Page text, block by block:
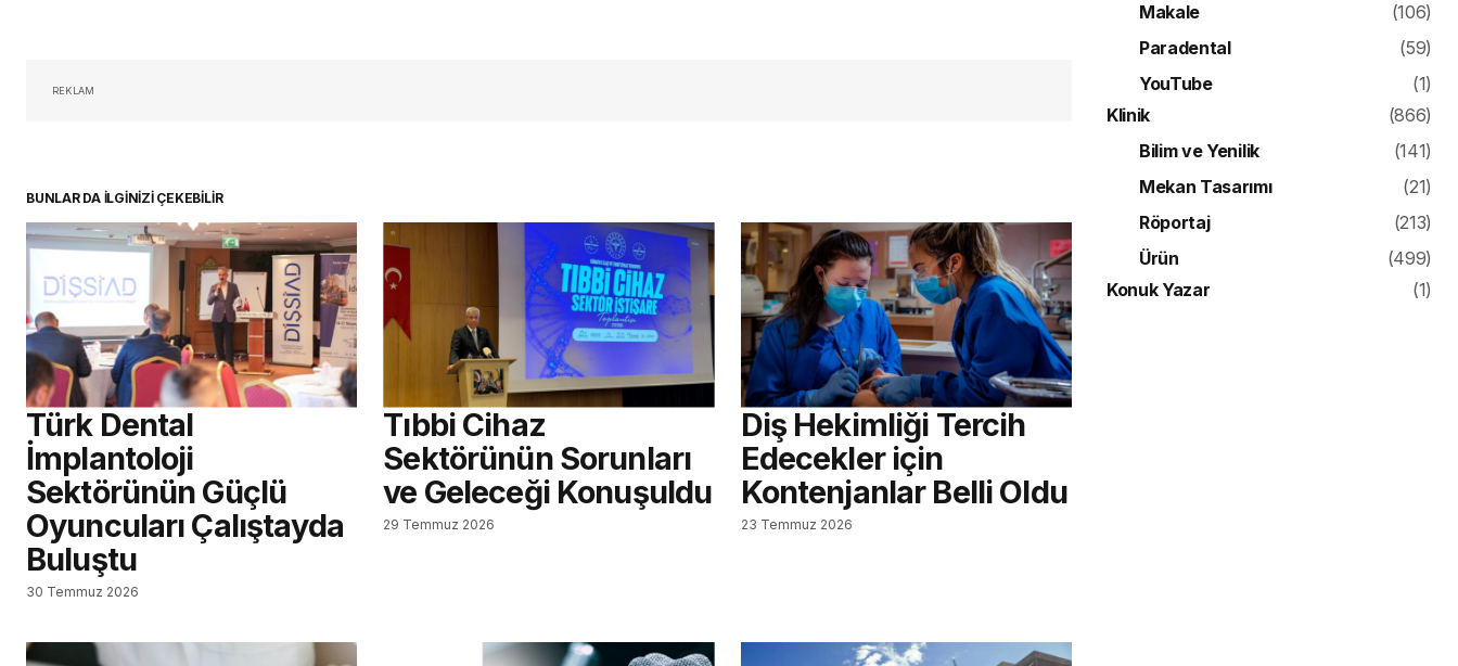
REKLAM
BUNLAR DA İLGİNİZİ ÇEKEBİLİR
Türk Dental
İmplantoloji
Sektörünün Güçlü
Oyuncuları Çalıştayda
Buluştu
30 Temmuz 2026
Tıbbi Cihaz
Sektörünün Sorunları
ve Geleceği Konuşuldu
29 Temmuz 2026
Diş Hekimliği Tercih
Edecekler için
Kontenjanlar Belli Oldu
23 Temmuz 2026
Makale
(106)
Paradental
(59)
YouTube
(1)
Klinik
(866)
Bilim ve Yenilik
(141)
Mekan Tasarımı
(21)
Röportaj
(213)
Ürün
(499)
Konuk Yazar
(1)